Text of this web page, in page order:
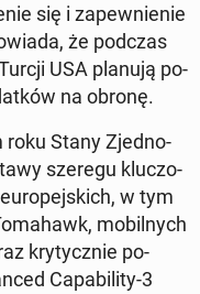
się i za­pew­nie­nie
że podczas
USA planują po­
na obronę.
roku Stany Zjed­no­
szeregu klu­czo­
w tym
mo­bil­nych
kry­tycz­nie po­
Ca­pa­bi­li­ty-3